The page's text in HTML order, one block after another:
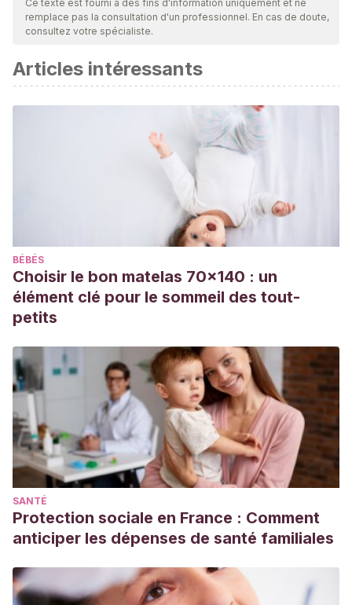
Ce texte est fourni à des fins d'information uniquement et ne
remplace pas la consultation d'un professionnel. En cas de doute,
consultez votre spécialiste.
Articles intéressants
BÉBÉS
Choisir le bon matelas 70x140 : un
élément clé pour le sommeil des tout-
petits
SANTÉ
Protection sociale en France : Comment
anticiper les dépenses de santé familiales